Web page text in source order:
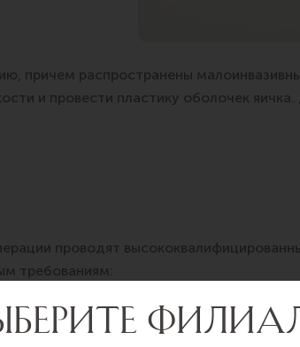
причем распространены
и провести пластику оболочек
проводят
требованиям: